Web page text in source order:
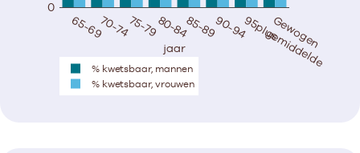
65-6970-7475-7980-8485-8990-9495plusGewogen
gemiddelde
0
% kwetsbaar, mannen
% kwetsbaar, vrouwen
jaar